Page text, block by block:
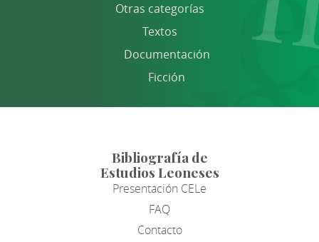
Otras categorías
Textos
Documentación
Ficción
Bibliografía de
Estudios Leoneses
Presentación CELe
FAQ
Contacto